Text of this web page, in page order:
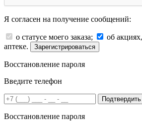
Я согласен на получение сообщений:
о статусе моего заказа;
об
аптеке.
Зарегистрироваться
Восстановление пароля
Введите телефон
Подтвердить
Восстановление пароля